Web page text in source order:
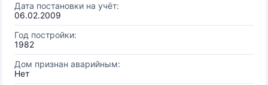
Дата постановки на учёт:
06.02.2009
Год постройки:
1982
Дом признан аварийным:
Нет